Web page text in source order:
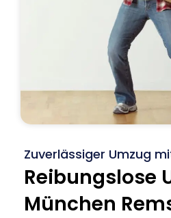
Zuverlässiger Umzug
Reibungslose
München